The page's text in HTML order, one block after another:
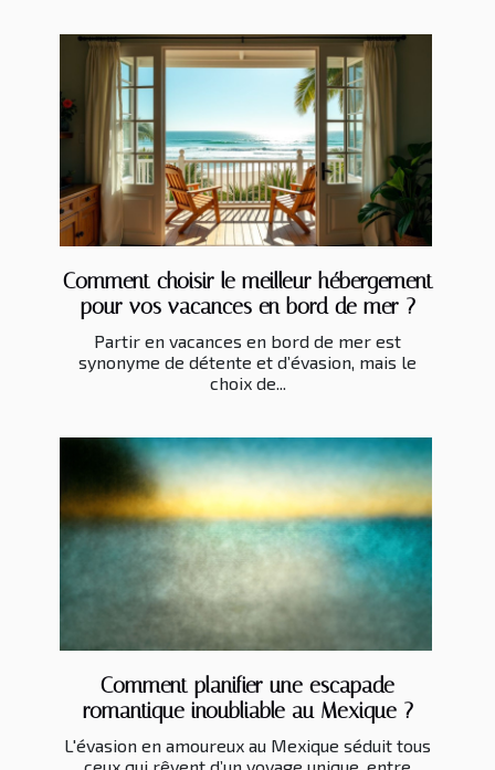
Comment choisir le meilleur hébergement
pour vos vacances en bord de mer ?
Partir en vacances en bord de mer est
synonyme de détente et d’évasion, mais le
choix de...
Comment planifier une escapade
romantique inoubliable au Mexique ?
L'évasion en amoureux au Mexique séduit tous
ceux qui rêvent d’un voyage unique, entre